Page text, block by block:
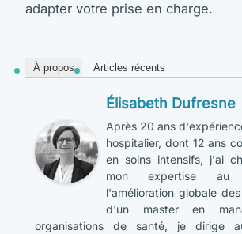
adapter votre prise en charge.
À propos Articles récents
Élisabeth Dufresne
Après 20 ans
hospitalier, dont 12 ans
en soins intensifs, j'ai
mon expertise au
l'amélioration globale
d'un master en
organisations de santé, je dirige